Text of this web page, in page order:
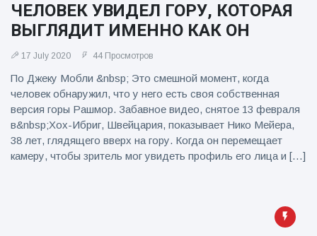
ЧЕЛОВЕК УВИДЕЛ ГОРУ, КОТОРАЯ
ВЫГЛЯДИТ ИМЕННО КАК ОН
17 July 2020 44 Просмотров
По Джеку Мобли &nbsp; Это смешной момент, когда
человек обнаружил, что у него есть своя собственная
версия горы Рашмор. Забавное видео, снятое 13 февраля
в&nbsp;Хох-Ибриг, Швейцария, показывает Нико Мейера,
38 лет, глядящего вверх на гору. Когда он перемещает
камеру, чтобы зритель мог увидеть профиль его лица и […]